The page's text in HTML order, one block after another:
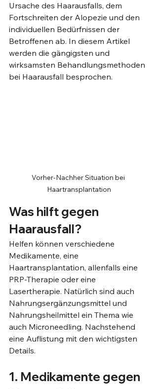
Ursache des Haarausfalls, dem
Fortschreiten der Alopezie und den
individuellen Bedürfnissen der
Betroffenen ab. In diesem Artikel
werden die gängigsten und
wirksamsten Behandlungsmethoden
bei Haarausfall besprochen.
Vorher-Nachher Situation bei
Haartransplantation
Was hilft gegen
Haarausfall?
Helfen können verschiedene
Medikamente, eine
Haartransplantation, allenfalls eine
PRP-Therapie oder eine
Lasertherapie. Natürlich sind auch
Nahrungsergänzungsmittel und
Nahrungsheilmittel ein Thema wie
auch Microneedling. Nachstehend
eine Auflistung mit den wichtigsten
Details.
1. Medikamente gegen